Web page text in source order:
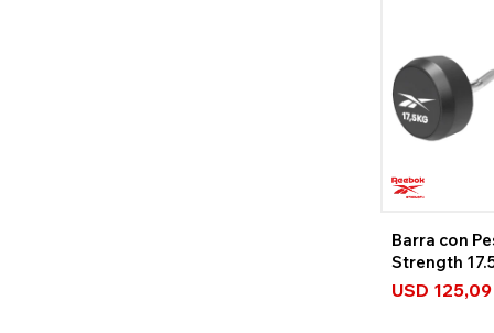
Barra con
Strength
USD 125,09